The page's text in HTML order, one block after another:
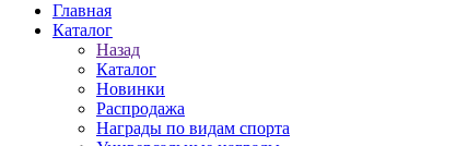
Главная
Каталог
Назад
Каталог
Новинки
Распродажа
Награды по видам спорта